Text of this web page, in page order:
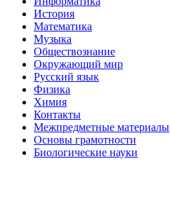
История
Математика
Музыка
Обществознание
Окружающий мир
Русский язык
Физика
Химия
Контакты
Межпредметные материалы
Основы грамотности
Биологические науки